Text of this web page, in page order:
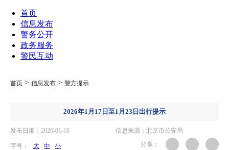
首页
信息发布
警务公开
政务服务
警民互动
首页 > 信息发布 > 警方提示
2026年1月17日至1月23日出行提示
发布日期：2026-01-16 信息来源：北京市公安局
字号： 大 中 小 分享：